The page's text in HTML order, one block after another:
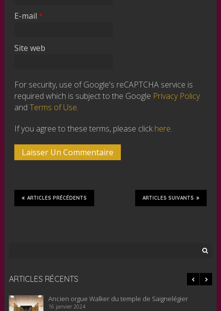
E-mail*
Site web
For security, use of Google's reCAPTCHA service is
required which is subject to the Google Privacy Policy
andTerms of Use.
If you agree to these terms, please clickhere.
ARTICLES SUIVANTS
ARTICLES PRÉCÉDENTS
ARTICLES RÉCENTS
orgue Walker du temple de Saignelégier
janvier 2024